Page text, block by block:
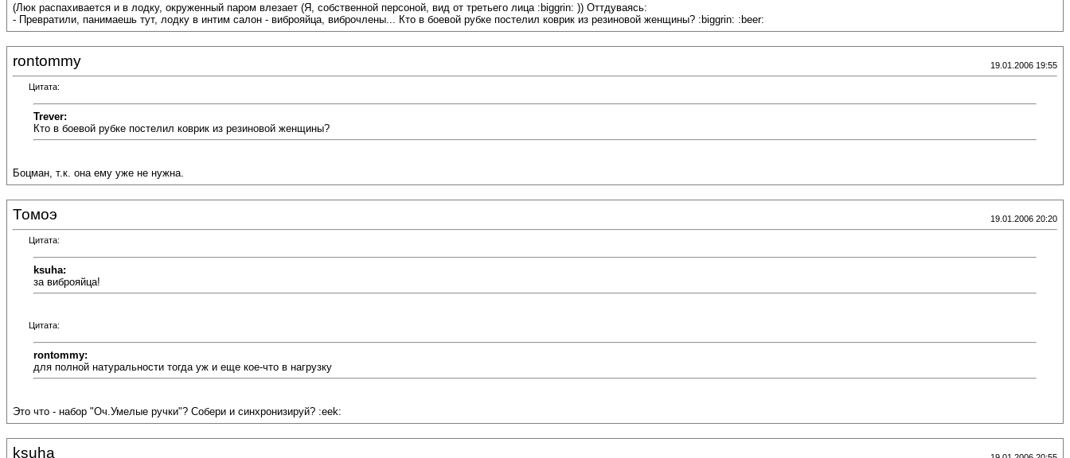
(Люк распахивается и в лодку, окруженный паром влезает (Я, собственной персоной, вид от третьего лица :biggrin: )) Оттдуваясь:
- Превратили, панимаешь тут, лодку в интим салон - виброяйца, виброчлены... Кто в боевой рубке постелил коврик из резиновой женщины? :biggrin: :beer:
rontommy 19.01.2006 19:55
Цитата:
Trever:
Кто в боевой рубке постелил коврик из резиновой женщины?
Боцман, т.к. она ему уже не нужна.
Томоэ 19.01.2006 20:20
Цитата:
ksuha:
за виброяйца!
Цитата:
rontommy:
для полной натуральности тогда уж и еще кое-что в нагрузку
Это что - набор "Оч.Умелые ручки"? Собери и синхронизируй? :eek:
ksuha